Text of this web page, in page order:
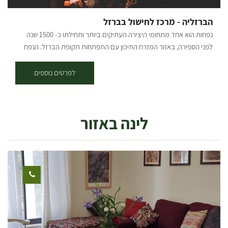
תשפ"ד. • מפגש עם חבר/ת הקיבוץ שיספרו לנו את סיפורם האישי ועל
סדנאות בישול הקשורות לתוצרח החקלאות שלנו, כמו סדנת ג'חנון ייחודית,
סדנת מהאדמה לצלחת, סדנת התססה ועוד. 2. פעילות odt בשדות -
פעילות שנבנת בהתאמה מלאה לקבוצה שלכם. 3. סדנה להכנת לימונצ'לו
הברזליה - מרכז לחישול בברזל
נפחות הוא אחד מתחומי היצירה העתיקים ביותר ותחילתו כ- 1500 שנה
לפני הספירה, באזור המזרח התיכון עם התפתחות תקופת הברזל. הנפח
ומעצבו באמצעות כלים בסיסים ביותר הכוללים פטיש וסדן וכלי עזר שונים
וכך מפיח חיים בחומר. עלי ועל המקום... שמי אמנון גרינשפן. אני נפח אומן
הרצאה, סדנה או קורס. "אני אוהב לתפוס רגעים מהטבע ולהפיח בהם חיים
מהיכולת להפוך ברזל קשה וחזק לחומר רך שניתן לעבד ולהפיח בו חיים.
הברזל הלוהט, צליל דפיקות הפטיש על הסדן והמהירות בה החומר שינה
את צורתו וקיבל חיים חדשים הפנטו אותי. זה היה רגע מכונן ששינה את חיי.
מאז ועד היום אני עוסק ומתעמק בתחום הנפחות. במשך השנים פיתחתי
סגנון ייחודי המשלב עדינות ודיוק עם חוזקו הבלתי מתפשר של הברזל
והשתתפתי בתחרויות בין לאומיות בבריטניה ואיטליה ואחת מעבודותיי
לפרטים נוספים
לינה באזור